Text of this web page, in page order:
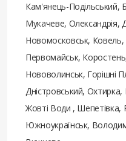
Кам'янець-
Мукачеве, Олександрія,
Новомосковськ,
Первомайськ,
Нововолинськ, Горішні
Дністровський,
Жовті Води , Шепетівка,
Южноукраїнськ,